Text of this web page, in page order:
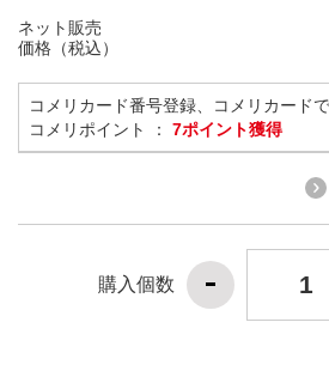
ネット販売
価格（税込）
コメリカード番号登録、コメリカード
コメリポイント ： 7ポイント獲得
購入個数